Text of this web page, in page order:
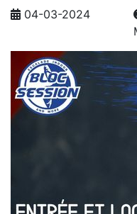
04-03-2024